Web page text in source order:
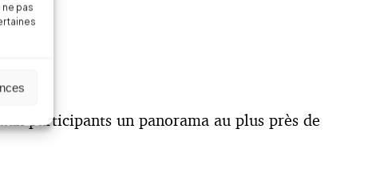
pas
participants un panorama au plus près de